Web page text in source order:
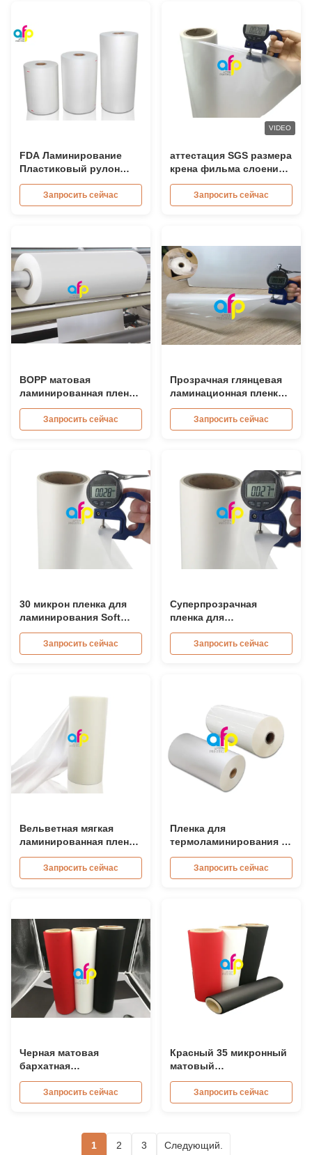
FDA Ламинирование
Пластиковый рулон
Белая BOPP Тепловая
ламинирующая пленка
для печати
Запросить сейчас
VIDEO
аттестация SGS размера
крена фильма слоения
500mm*3000m 20micron
штейновая
Запросить сейчас
BOPP матовая
ламинированная пленка
ролл на заказ толщина /
размеры
полупрозрачный
Запросить сейчас
Прозрачная глянцевая
ламинационная пленка
ПЭТ 75 микрон, рулон
ламинационной пленки
ПЭТ
Запросить сейчас
30 микрон пленка для
ламинирования Soft
Touch, рулон, сильная
адгезия, длина 2000м -
3000м
Запросить сейчас
Суперпрозрачная
пленка для
ламинирования с
мягким касанием,
ширина рулона 180 мм -
Запросить сейчас
Вельветная мягкая
ламинированная пленка
с 42 динами с обеих
сторонЗапросить сейчас
Пленка для
термоламинирования с
сильной адгезией,
пленка с горячим
расплавом, высокое
Запросить сейчас
Черная матовая
бархатная
ламинированная пленка
18микрон.
Запросить сейчас
Красный 35 микронный
матовый
ламинированный
пленка ролл
экологически чистый
Запросить сейчас
1 2 3 Следующий.